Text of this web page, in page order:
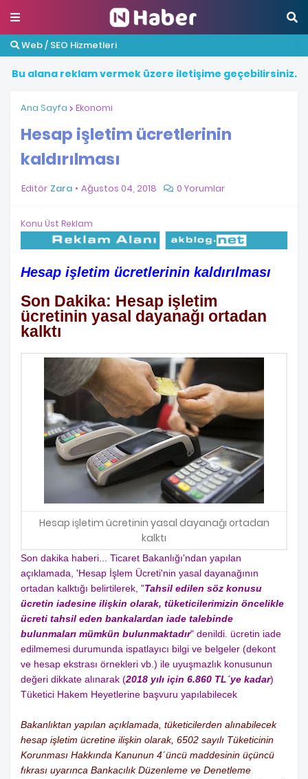
Web / SEO Hizmetleri
Bu alana reklamvermek üzere iletişime geçebilirsiniz.
Ana Sayfa Ekonomi
Hesap işletim ücretlerinin
kaldırılması
Editör Zara Ağustos 04, 2018 0 Yorumlar
Konu Üst Reklam
Hesap işletim ücretlerinin kaldırılması
Son Dakika: Hesap işletim
ücretinin yasal dayanağı ortadan
kalktı
Hesap işletim ücretinin yasal dayanağı ortadan
kalktı
Son dakika haberi... Ticaret Bakanlığı'ndan yapılan
açıklamada, 'Hesap İşlem Ücreti'nin yasal dayanağının
ortadan kalktığı belirtilerek, "Tahsil edilen söz konusu
ücretin iadesine ilişkin olarak, tüketicilerimizin öncelikle
ücreti tahsil eden bankalardan iade talebinde
bulunmaları mümkün bulunmaktadır" denildi. ücretin iade
edilmemesi durumunda ispatlayıcı bilgi ve belgeler (dekont
ve hesap ekstrası örnekleri vb.) ile uyuşmazlık konusunun
değeri dikkate alınarak (2018 yılı için 6.860 TL´ye kadar)
Tüketici Hakem Heyetlerine başvuru yapılabilecek
Bakanlıktan yapılan açıklamada, tüketicilerden alınabilecek
hesap işletim ücretine ilişkin olarak, 6502 sayılı Tüketicinin
Korunması Hakkında Kanunun 4´üncü maddesinin üçüncü
fıkrası uyarınca Bankacılık Düzenleme ve Denetleme